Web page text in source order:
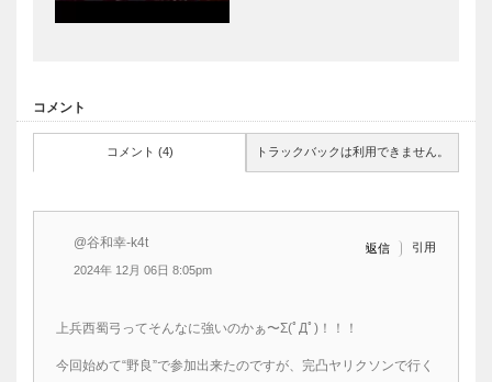
コメント
コメント (4) トラックバックは利用できません。
@谷和幸-k4t
2024年 12月 06日 8:05pm
返信 引用
上兵西蜀弓ってそんなに強いのかぁ〜Σ(ﾟДﾟ)！！！
今回始めて“野良”で参加出来たのですが、完凸ヤリクソンで行く